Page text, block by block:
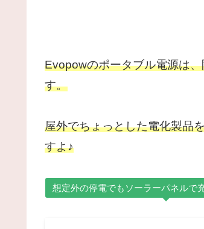
Evopowのポータブル電源は
す。
屋外でちょっとした電化製品
すよ♪
想定外の停電でもソーラーパネルで